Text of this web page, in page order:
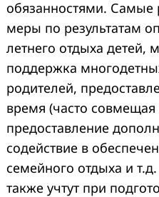
обязанностями. Самые
меры по результатам
летнего отдыха детей,
поддержка
родителей,
время (часто совмещая
предоставление
содействие в
семейного отдыха и
также учтут при